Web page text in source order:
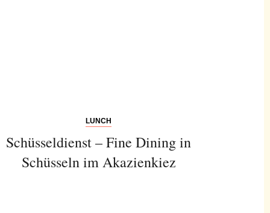
LUNCH
Schüsseldienst – Fine Dining in
Schüsseln im Akazienkiez